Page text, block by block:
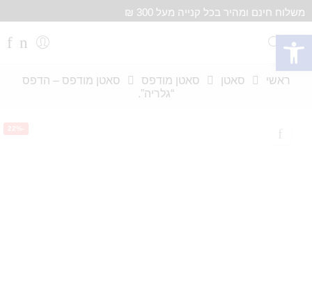
פתח סרגל נגישות
משלוח חינם ומהיר בכל קנייה מעל 300 ₪
ראשי סאטן סאטן מודפס
סאטן מודפס – הדפס
“גלריה”.
-22%